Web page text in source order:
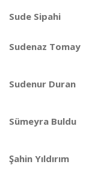
Sude Sipahi
Sudenaz Tomay
Sudenur Duran
Sümeyra Buldu
Şahin Yıldırım